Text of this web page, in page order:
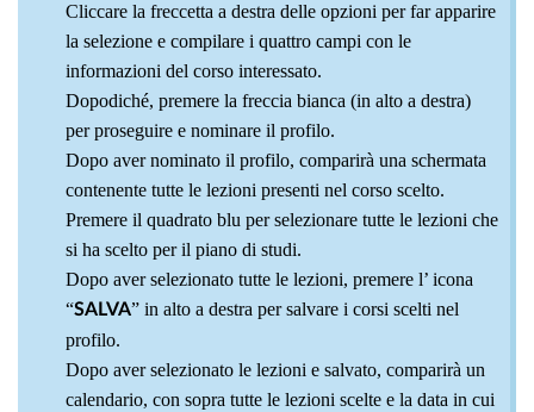
Cliccare la freccetta a destra delle opzioni per far apparire
la selezione e compilare i quattro campi con le
informazioni del corso interessato.
Dopodiché, premere la freccia bianca (in alto a destra)
per proseguire e nominare il profilo.
Dopo aver nominato il profilo, comparirà una schermata
contenente tutte le lezioni presenti nel corso scelto.
Premere il quadrato blu per selezionare tutte le lezioni che
si ha scelto per il piano di studi.
Dopo aver selezionato tutte le lezioni, premere l’ icona
“SALVA” in alto a destra per salvare i corsi scelti nel
profilo.
Dopo aver selezionato le lezioni e salvato, comparirà un
calendario, con sopra tutte le lezioni scelte e la data in cui